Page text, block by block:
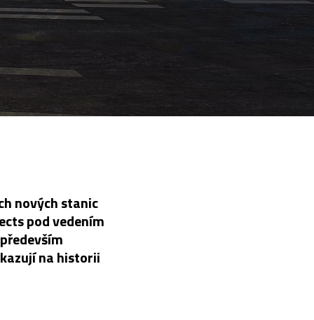
nových stanic
pod vedením
na historii